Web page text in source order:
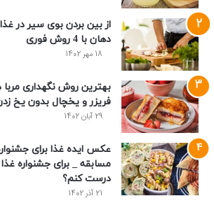
از بین بردن بوی سیر در
دهان با 4 روش فوری
18 مهر 1402
بهترین روش نگهداری مربا
فریزر و یخچال بدون یخ
29 آبان 1402
عکس ایده غذا برای
مسابقه _ برای جشنواره
درست کنم؟
21 آذر 1402